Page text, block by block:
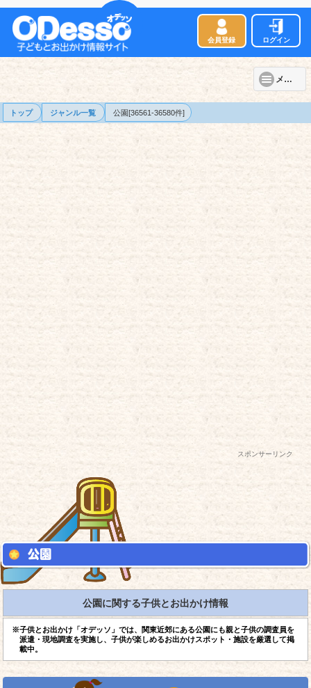
会員登録 ログイン
メニュー
トップ ジャンル一覧 公園[36561-36580件]
スポンサーリンク
公園に関する子供とお出かけ情報
※子供とお出かけ「オデッソ」では、関東近郊にある公園にも親と子供の調査員を
派遣・現地調査を実施し、子供が楽しめるお出かけスポット・施設を厳選して掲
載中。